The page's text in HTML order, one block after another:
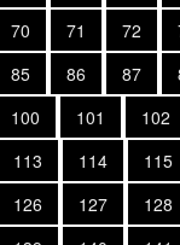
70 71 72
85 86 87
100 101 102
113 114 115
126 127 128